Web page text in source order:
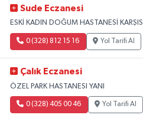
Sude Eczanesi
ESKİ KADIN DOĞUM HASTANESİ KARŞISI
0 (328) 812 15 16 Yol Tarifi Al
Çalık Eczanesi
ÖZEL PARK HASTANESI YANI
0 (328) 405 00 46 Yol Tarifi Al